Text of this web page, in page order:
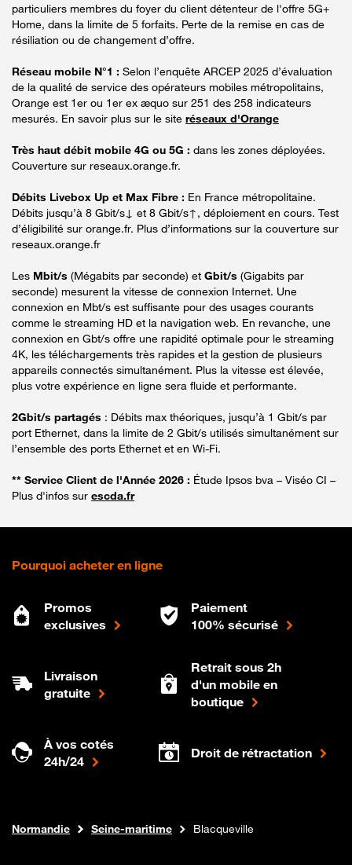
particuliers membres du foyer du client détenteur de l'offre 5G+
Home, dans la limite de 5 forfaits. Perte de la remise en cas de
résiliation ou de changement d’offre.
Réseau mobile N°1 : Selon l’enquête ARCEP 2025 d’évaluation
de la qualité de service des opérateurs mobiles métropolitains,
Orange est 1er ou 1er ex æquo sur 251 des 258 indicateurs
mesurés. En savoir plus sur le site réseaux d'Orange
Très haut débit mobile 4G ou 5G : dans les zones déployées.
Couverture sur reseaux.orange.fr.
Débits Livebox Up et Max Fibre : En France métropolitaine.
Débits jusqu’à 8 Gbit/s↓ et 8 Gbit/s↑, déploiement en cours. Test
d’éligibilité sur orange.fr. Plus d’informations sur la couverture sur
reseaux.orange.fr
Les Mbit/s (Mégabits par seconde) et Gbit/s (Gigabits par
seconde) mesurent la vitesse de connexion Internet. Une
connexion en Mbt/s est suffisante pour des usages courants
comme le streaming HD et la navigation web. En revanche, une
connexion en Gbt/s offre une rapidité optimale pour le streaming
4K, les téléchargements très rapides et la gestion de plusieurs
appareils connectés simultanément. Plus la vitesse est élevée,
plus votre expérience en ligne sera fluide et performante.
2Gbit/s partagés : Débits max théoriques, jusqu’à 1 Gbit/s par
port Ethernet, dans la limite de 2 Gbit/s utilisés simultanément sur
l’ensemble des ports Ethernet et en Wi-Fi.
** Service Client de l'Année 2026 : Étude Ipsos bva – Viséo CI –
Plus d'infos sur escda.fr
Pourquoi acheter en ligne
Promos
exclusives
Paiement
100% sécurisé
Livraison
gratuite
Retrait sous 2h
d'un mobile en
boutique
À vos cotés
24h/24
Droit de rétractation
Boutique Orange
Internet fibre
Normandie Seine-maritime Blacqueville